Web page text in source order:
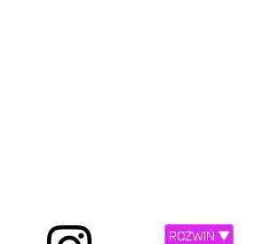
ROZWIŃ ▼